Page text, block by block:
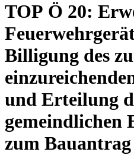
TOP Ö 20:
Billigung des
und Erteilung
gemeindlichen
zum Bauantrag